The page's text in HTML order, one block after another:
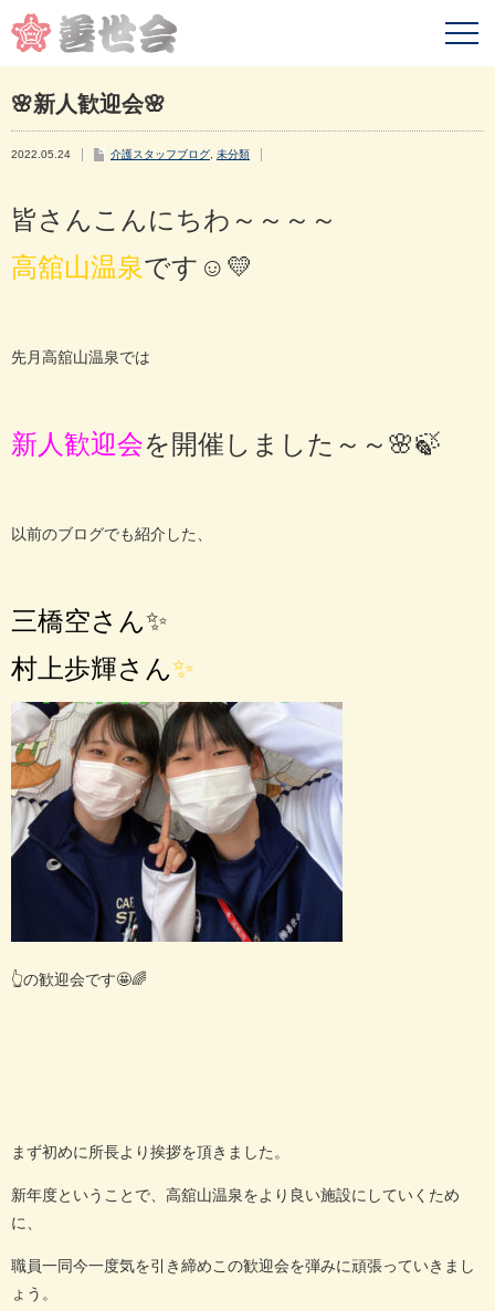
🌸新人歓迎会🌸
2022.05.24 介護スタッフブログ 未分類
皆さんこんにちわ～～～～
高舘山温泉です☺💛
先月高舘山温泉では
新人歓迎会を開催しました～～🌸🍃
以前のブログでも紹介した、
三橋空さん✨
村上歩輝さん✨
👆の歓迎会です🤩🌈
まず初めに所長より挨拶を頂きました。
新年度ということで、高舘山温泉をより良い施設にしていくため
に、
職員一同今一度気を引き締めこの歓迎会を弾みに頑張っていきまし
ょう。